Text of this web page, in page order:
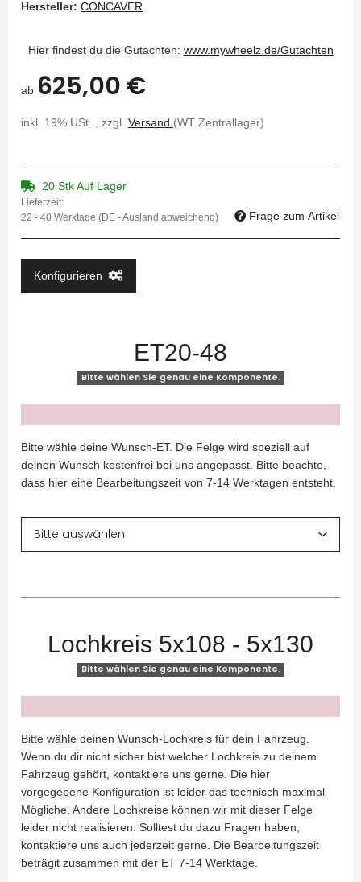
Hersteller: CONCAVER
Hier findest du die Gutachten: www.mywheelz.de/Gutachten
ab 625,00 €
inkl. 19% USt. , zzgl. Versand (WT Zentrallager)
20 Stk Auf Lager
Lieferzeit:
22 - 40 Werktage (DE - Ausland abweichend) Frage zum Artikel
Konfigurieren
ET20-48
Bitte wählen Sie genau eine Komponente.
x
Bitte wähle deine Wunsch-ET. Die Felge wird speziell auf
deinen Wunsch kostenfrei bei uns angepasst. Bitte beachte,
dass hier eine Bearbeitungszeit von 7-14 Werktagen entsteht.
Lochkreis 5x108 - 5x130
Bitte wählen Sie genau eine Komponente.
x
Bitte wähle deinen Wunsch-Lochkreis für dein Fahrzeug.
Wenn du dir nicht sicher bist welcher Lochkreis zu deinem
Fahrzeug gehört, kontaktiere uns gerne. Die hier
vorgegebene Konfiguration ist leider das technisch maximal
Mögliche. Andere Lochkreise können wir mit dieser Felge
leider nicht realisieren. Solltest du dazu Fragen haben,
kontaktiere uns auch jederzeit gerne. Die Bearbeitungszeit
beträgit zusammen mit der ET 7-14 Werktage.